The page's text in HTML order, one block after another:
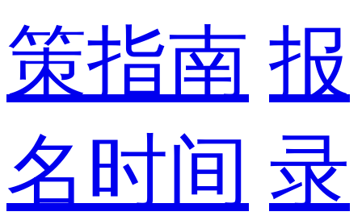
策指南 报
名时间 录